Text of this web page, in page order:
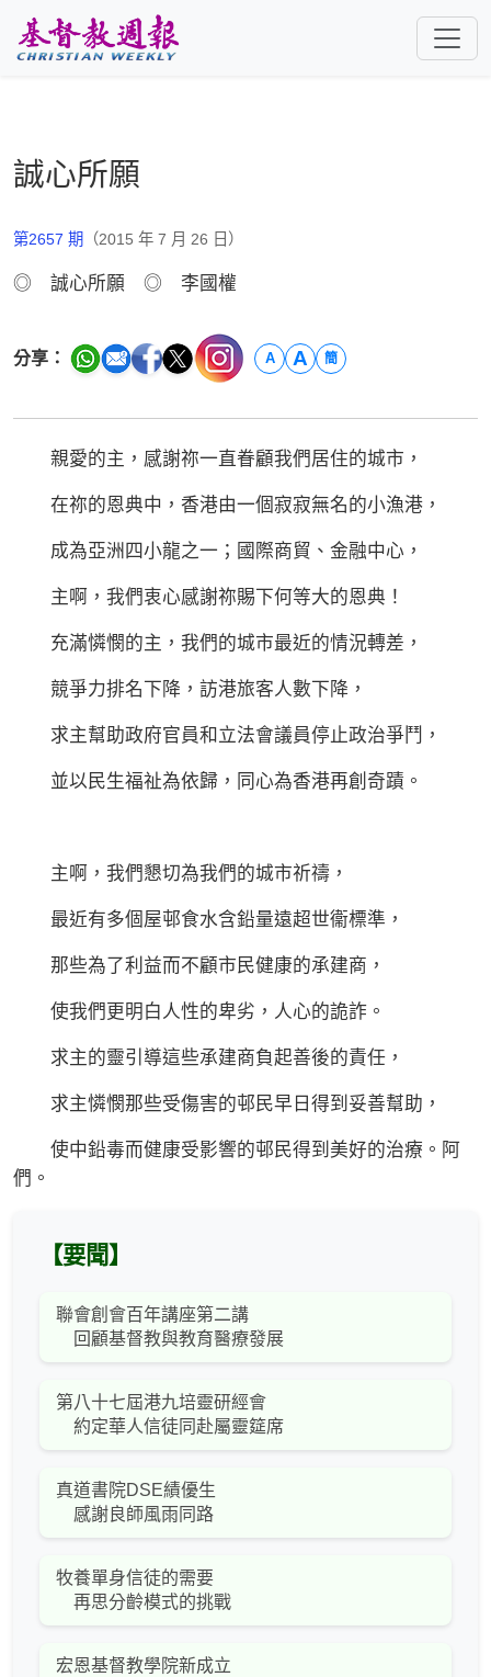
誠心所願
第2657 期 （2015 年 7 月 26 日）
◎ 誠心所願 ◎ 李國權
分享： A A 簡
親愛的主，感謝祢一直眷顧我們居住的城市，
在祢的恩典中，香港由一個寂寂無名的小漁港，
成為亞洲四小龍之一；國際商貿、金融中心，
主啊，我們衷心感謝祢賜下何等大的恩典！
充滿憐憫的主，我們的城市最近的情況轉差，
競爭力排名下降，訪港旅客人數下降，
求主幫助政府官員和立法會議員停止政治爭鬥，
並以民生福祉為依歸，同心為香港再創奇蹟。
主啊，我們懇切為我們的城市祈禱，
最近有多個屋邨食水含鉛量遠超世衞標準，
那些為了利益而不顧市民健康的承建商，
使我們更明白人性的卑劣，人心的詭詐。
求主的靈引導這些承建商負起善後的責任，
求主憐憫那些受傷害的邨民早日得到妥善幫助，
使中鉛毒而健康受影響的邨民得到美好的治療。阿
們。
【要聞】
聯會創會百年講座第二講
回顧基督教與教育醫療發展
第八十七屆港九培靈研經會
約定華人信徒同赴屬靈筵席
真道書院DSE績優生
感謝良師風雨同路
牧養單身信徒的需要
再思分齡模式的挑戰
宏恩基督教學院新成立